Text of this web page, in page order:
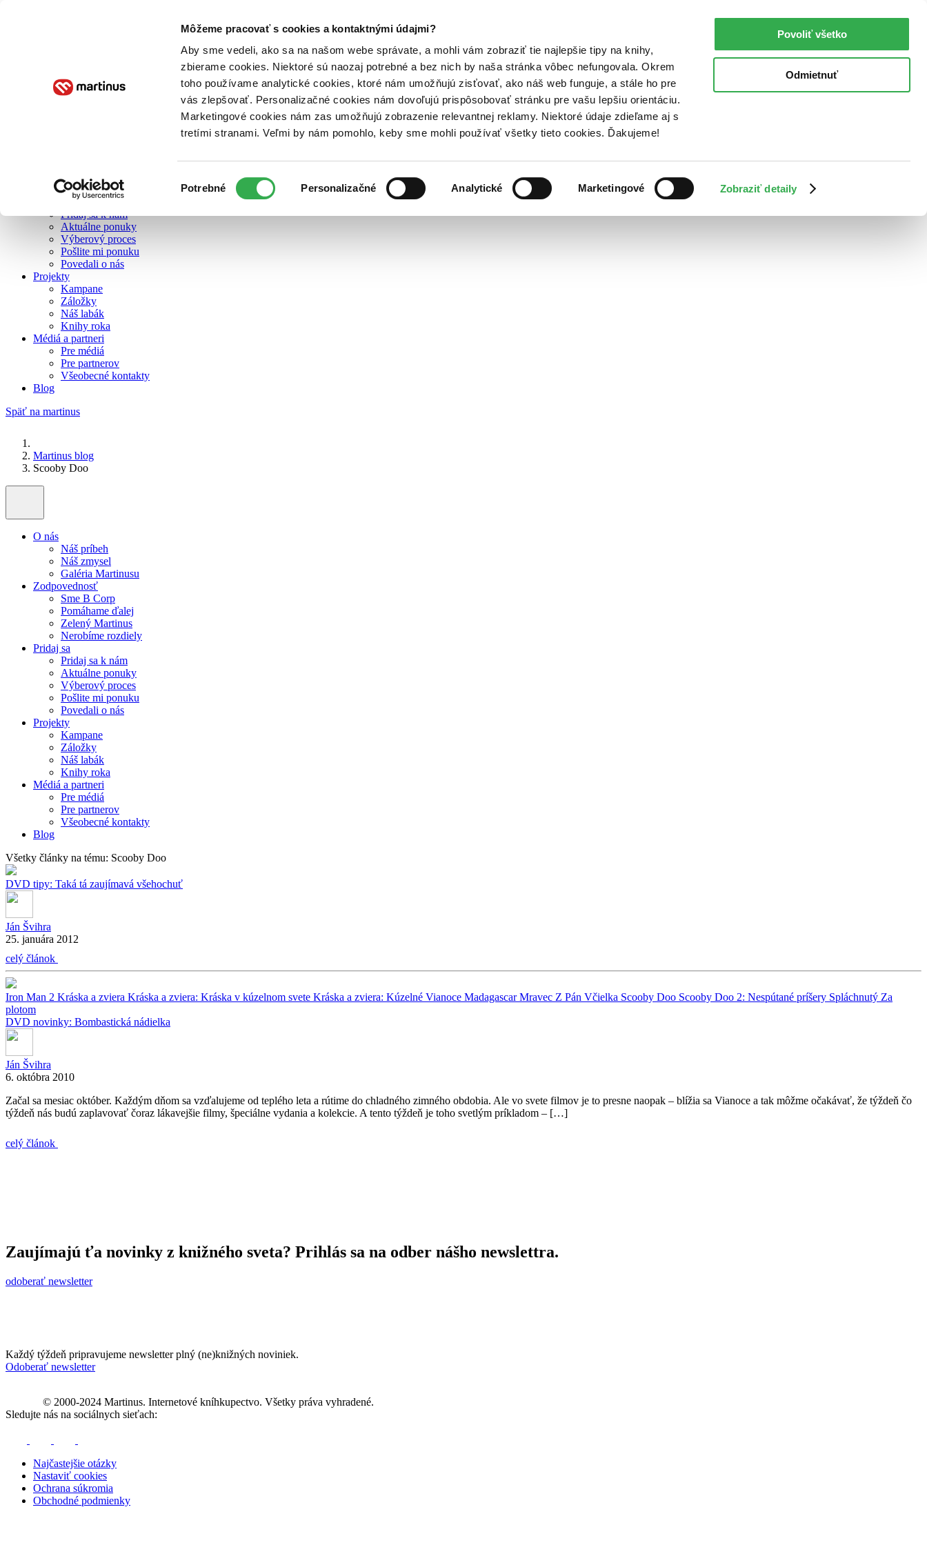
Môžeme pracovať s cookies a kontaktnými údajmi?
Aby sme vedeli, ako sa na našom webe správate, a mohli vám zobraziť tie najlepšie tipy na knihy,
zbierame cookies. Niektoré sú naozaj potrebné a bez nich by naša stránka vôbec nefungovala. Okrem
toho používame analytické cookies, ktoré nám umožňujú zisťovať, ako náš web funguje, a stále ho pre
vás zlepšovať. Personalizačné cookies nám dovoľujú prispôsobovať stránku pre vašu lepšiu orientáciu.
Marketingové cookies nám zas umožňujú zobrazenie relevantnej reklamy. Niektoré údaje zdieľame aj s
tretími stranami. Veľmi by nám pomohlo, keby sme mohli používať všetky tieto cookies. Ďakujeme!
súhlasu
Potrebné Personalizačné Analytické Marketingové Zobraziť detaily
Povoliť všetko
Odmietnuť
O nás
Zelený Martinus
Nerobíme rozdiely
Pridaj sa k nám
Aktuálne ponuky
Výberový proces
Pošlite mi ponuku
Povedali o nás
Projekty
Kampane
Záložky
Náš labák
Knihy roka
Médiá a partneri
Pre médiá
Pre partnerov
Všeobecné kontakty
Blog
Späť na martinus
Martinus blog
Scooby Doo
O nás
Náš príbeh
Náš zmysel
Galéria Martinusu
Zodpovednosť
Sme B Corp
Pomáhame ďalej
Zelený Martinus
Nerobíme rozdiely
Pridaj sa
Pridaj sa k nám
Aktuálne ponuky
Výberový proces
Pošlite mi ponuku
Povedali o nás
Projekty
Kampane
Záložky
Náš labák
Knihy roka
Médiá a partneri
Pre médiá
Pre partnerov
Všeobecné kontakty
Blog
Všetky články na tému: Scooby Doo
DVD tipy: Taká tá zaujímavá všehochuť
Ján Švihra
25. januára 2012
celý článok
Iron Man 2 Kráska a zviera Kráska a zviera: Kráska v kúzelnom svete Kráska a zviera: Kúzelné Vianoce MadagascarMravec Z Pán Včielka Scooby Doo Scooby Doo 2: Nespútané príšery Spláchnutý Za
plotom
DVD novinky: Bombastická nádielka
Ján Švihra
6. októbra 2010
Začal sa mesiac október. Každým dňom sa vzďalujeme od teplého leta a rútime do chladného zimného obdobia. Ale vo svete filmov je to presne naopak – blížia sa Vianoce a tak môžme očakávať, že týždeň čo
týždeň nás budú zaplavovať čoraz lákavejšie filmy, špeciálne vydania a kolekcie. A tento týždeň je toho svetlým príkladom – […]
celý článok
Zaujímajú ťa novinky z knižného sveta? Prihlás sa na odber nášho newslettra.
odoberať newsletter
Každý týždeň pripravujeme newsletter plný (ne)knižných noviniek.
Odoberať newsletter
© 2000-2024 Martinus. Internetové kníhkupectvo. Všetky práva vyhradené.
Sledujte nás na sociálnych sieťach:
Najčastejšie otázky
Nastaviť cookies
Ochrana súkromia
Obchodné podmienky